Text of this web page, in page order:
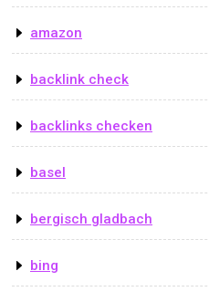
amazon
backlink check
backlinks checken
basel
bergisch gladbach
bing